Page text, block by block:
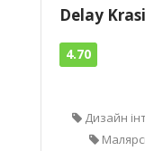
Delay
4.70
Дизайн